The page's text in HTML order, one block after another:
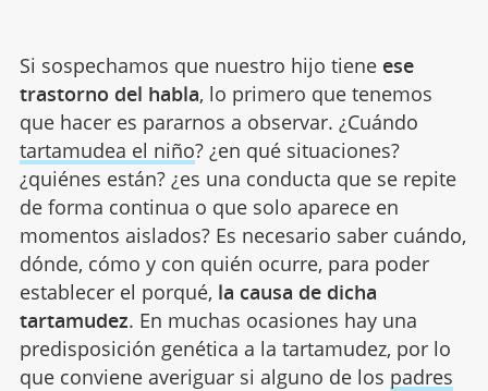
Si sospechamos que nuestro hijo tiene ese
trastorno del habla, lo primero que tenemos
que hacer es pararnos a observar. ¿Cuándo
tartamudea el niño? ¿en qué situaciones?
¿quiénes están? ¿es una conducta que se repite
de forma continua o que solo aparece en
momentos aislados? Es necesario saber cuándo,
dónde, cómo y con quién ocurre, para poder
establecer el porqué, la causa de dicha
tartamudez. En muchas ocasiones hay una
predisposición genética a la tartamudez, por lo
que conviene averiguar si alguno de los padres